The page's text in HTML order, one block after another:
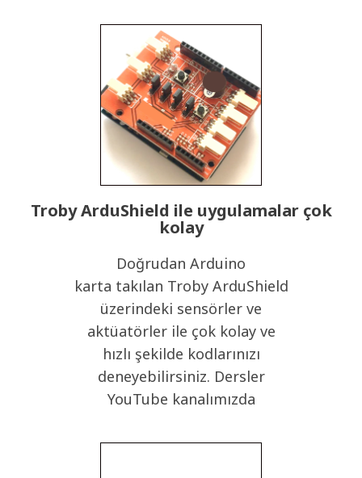
Troby ArduShield ile uygulamalar çok
kolay
Doğrudan Arduino
karta takılan Troby ArduShield
üzerindeki sensörler ve
aktüatörler ile çok kolay ve
hızlı şekilde kodlarınızı
deneyebilirsiniz. Dersler
YouTube kanalımızda